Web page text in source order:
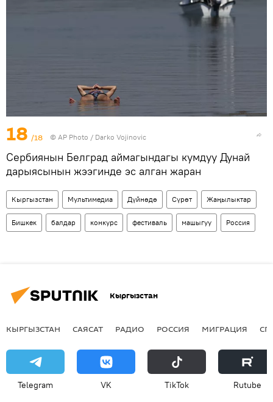
18 /18 © AP Photo / Darko Vojinovic
Сербиянын Белград аймагындагы кумдуу Дунай
дарыясынын жээгинде эс алган жаран
Кыргызстан Мультимедиа Дүйнөдө Сүрөт Жаңылыктар
Бишкек балдар конкурс фестиваль машыгуу Россия
Кыргызстан
КЫРГЫЗСТАН САЯСАТ РАДИО РОССИЯ МИГРАЦИЯ
Telegram VK ТikТоk Rutube